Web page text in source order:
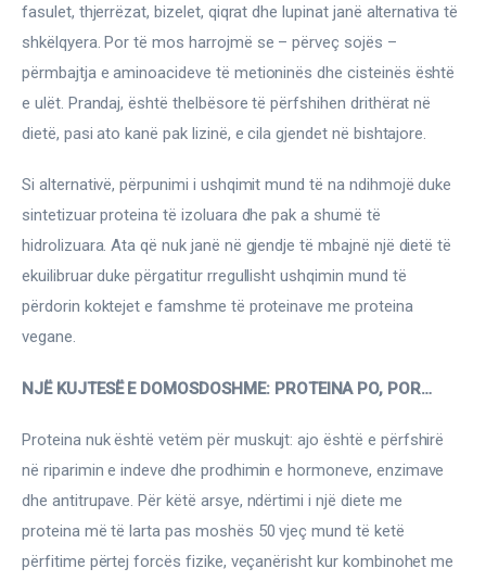
fasulet, thjerrëzat, bizelet, qiqrat dhe lupinat janë alternativa të
shkëlqyera. Por të mos harrojmë se – përveç sojës –
përmbajtja e aminoacideve të metioninës dhe cisteinës është
e ulët. Prandaj, është thelbësore të përfshihen drithërat në
dietë, pasi ato kanë pak lizinë, e cila gjendet në bishtajore.
Si alternativë, përpunimi i ushqimit mund të na ndihmojë duke
sintetizuar proteina të izoluara dhe pak a shumë të
hidrolizuara. Ata që nuk janë në gjendje të mbajnë një dietë të
ekuilibruar duke përgatitur rregullisht ushqimin mund të
përdorin koktejet e famshme të proteinave me proteina
vegane.
NJË KUJTESË E DOMOSDOSHME: PROTEINA PO, POR…
Proteina nuk është vetëm për muskujt: ajo është e përfshirë
në riparimin e indeve dhe prodhimin e hormoneve, enzimave
dhe antitrupave. Për këtë arsye, ndërtimi i një diete me
proteina më të larta pas moshës 50 vjeç mund të ketë
përfitime përtej forcës fizike, veçanërisht kur kombinohet me